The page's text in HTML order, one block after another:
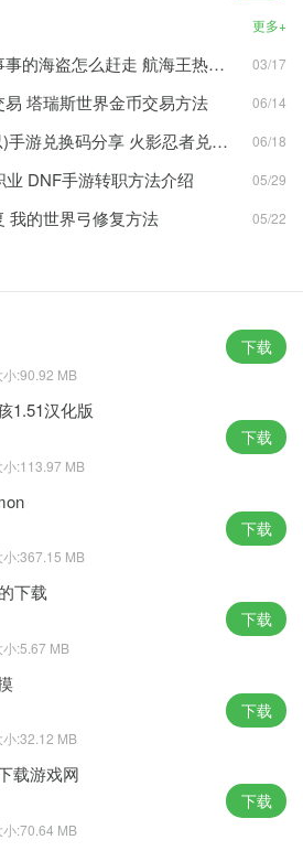
法、丰富的内容让玩家体验轻松愉快的
玩家的策略头脑，玩家需要使用不同的
拥有不同的属性，玩家需要利用属性关
龙，以获得额外的金币奖励，增加游戏
动带来的独特乐趣
体验让玩家有十足的成就感，可以在游
体感强烈，细节丰富，光影效果出色，
的龙岛冒险世界
的恐龙来进行战斗冒险，通过合理的组
式可供玩家选择体验，感受不同训练战
斗等多种玩法，玩家可以探索和体验不
享受游戏的乐趣
戏体验让玩家肾上腺素激增，在游戏中
技能，玩家需要制定合理的元素策略来
更多+
航海王热血航线无所事事的海盗怎么赶走 航海王热血航线无所事事的海盗怎么过去 03/17
塔瑞斯世界金币交易方法 06/14
火影忍者(免费永久s忍)手游兑换码分享 火影忍者兑换码2024最新一览 06/18
DNF手游转职方法介绍 05/29
我的世界弓修复方法 05/22
小:90.92 MB
下载
1.51汉化版
小:113.97 MB
下载
小:367.15 MB
下载
下载
小:5.67 MB
下载
小:32.12 MB
下载
载游戏网
小:70.64 MB
下载